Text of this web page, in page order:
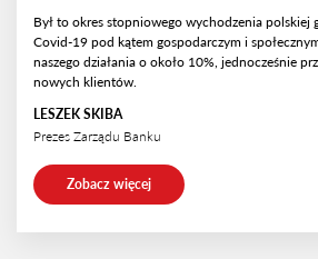
Był to okres stopniowego wychodzenia polskiej
Covid-19 pod kątem gospodarczym i
naszego działania o około 10%, jednocześnie
nowych klientów.
LESZEK SKIBA
Prezes Zarządu Banku
Zobacz więcej